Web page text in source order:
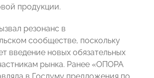
продукции.
резонанс в
сообществе, поскольку
введение новых обязательных
рынка. Ранее «ОПОРА